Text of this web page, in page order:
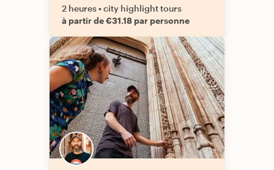
2 heures•city highlight tours
à partir de €31.18 par personne